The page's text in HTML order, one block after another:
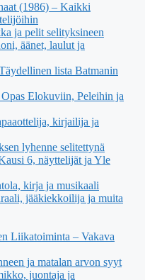
(1986) – Kaikki
ja pelit selityksineen
äänet, laulut ja
lista Batmanin
Elokuviin, Peleihin ja
kirjailija ja
lyhenne selitettynä
6, näyttelijät ja Yle
kirja ja musikaali
jääkiekkoilija ja muita
Liikatoiminta – Vakava
ja matalan arvon syyt
juontaja ja